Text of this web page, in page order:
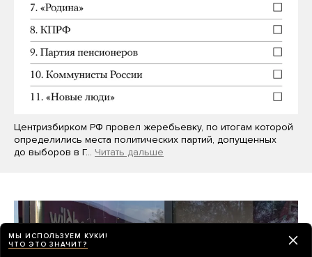
Центризбирком РФ провел жеребьевку, по итогам которой
определились места политических партий, допущенных
до выборов в Г… Читать дальше
МЫ ИСПОЛЬЗУЕМ КУКИ!
ЧТО ЭТО ЗНАЧИТ?